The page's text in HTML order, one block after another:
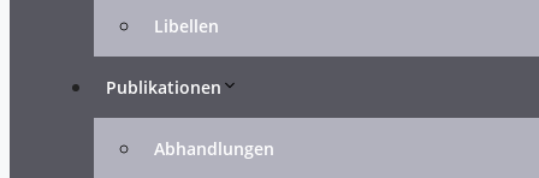
Libellen
Publikationen
Abhandlungen